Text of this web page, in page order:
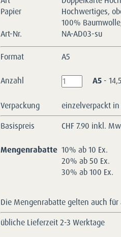
Papier
Hochwertiges,
100%
Art-Nr.
NA-AD03-su
Format A5
Anzahl A5 -
Verpackung
einzelverpackt
Basispreis
CHF7.90 inkl.
Mengenrabatte 10% ab 10 Ex.
20% ab 50 Ex.
30% ab 100 Ex.
Die Mengenrabatte gelten auch
übliche Lieferzeit 2-3 Werktage